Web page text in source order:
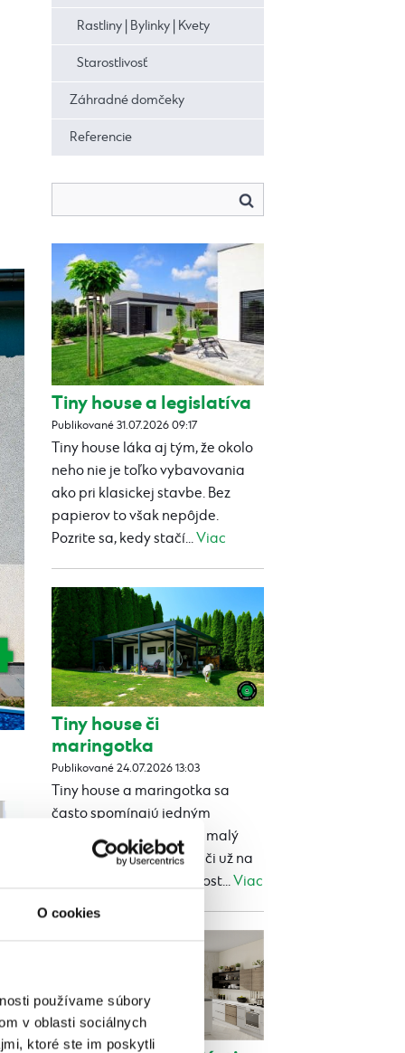
O cookies
používame súbory
v oblasti sociálnych
ktoré ste im poskytli
Rastliny | Bylinky | Kvety
Starostlivosť
Záhradné domčeky
Referencie
Tiny house a legislatíva
Publikované 31.07.2026 09:17
Tiny house láka aj tým, že okolo
neho nie je toľko vybavovania
ako pri klasickej stavbe. Bez
papierov to však nepôjde.
Pozrite sa, kedy stačí...Viac
Tiny house či
maringotka
Publikované 24.07.2026 13:03
Tiny house a maringotka sa
často spomínajú jedným
dychom. Oba ponúkajú malý
vlastný priestor navyše, či už na
rekreáciu, ubytovanie host...Viac